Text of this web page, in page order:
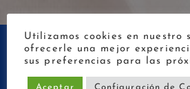
Utilizamos cookies en nuestro
ofrecerle una mejor
sus preferencias para las